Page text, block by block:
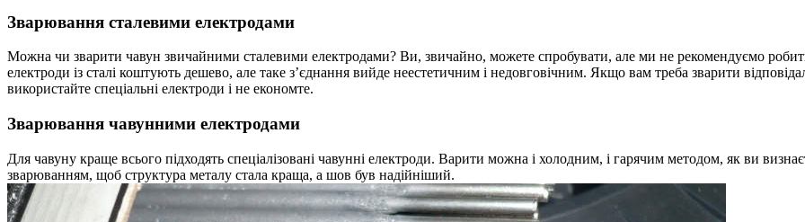
Зварювання сталевими електродами
Можна чи зварити чавун звичайними сталевими електродами? Ви, звичайно, можете спробувати, але ми не рекомендуємо
електроди із сталі коштують дешево, але таке з’єднання вийде неестетичним і недовговічним. Якщо вам треба зварити
використайте спеціальні електроди і не економте.
Зварювання чавунними електродами
Для чавуну краще всього підходять спеціалізовані чавунні електроди. Варити можна і холодним, і гарячим методом, як ви
зварюванням, щоб структура металу стала краща, а шов був надійніший.